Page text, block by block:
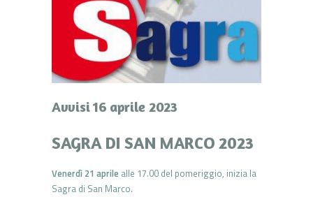
Avvisi 16 aprile 2023
SAGRA DI SAN MARCO 2023
Venerdì 21 aprile alle 17.00 del pomeriggio, inizia la
Sagra di San Marco.